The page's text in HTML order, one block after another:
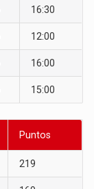
16:30
12:00
16:00
15:00
Puntos
219